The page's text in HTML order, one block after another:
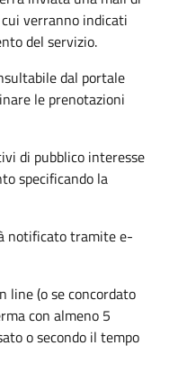
verranno indicati
del servizio.
dal portale
le prenotazioni
di pubblico interesse
specificando la
notificato tramite e-
line (o se concordato
con almeno 5
osecondo il tempo